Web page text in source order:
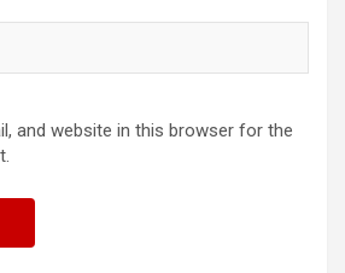
and website in this browser for the